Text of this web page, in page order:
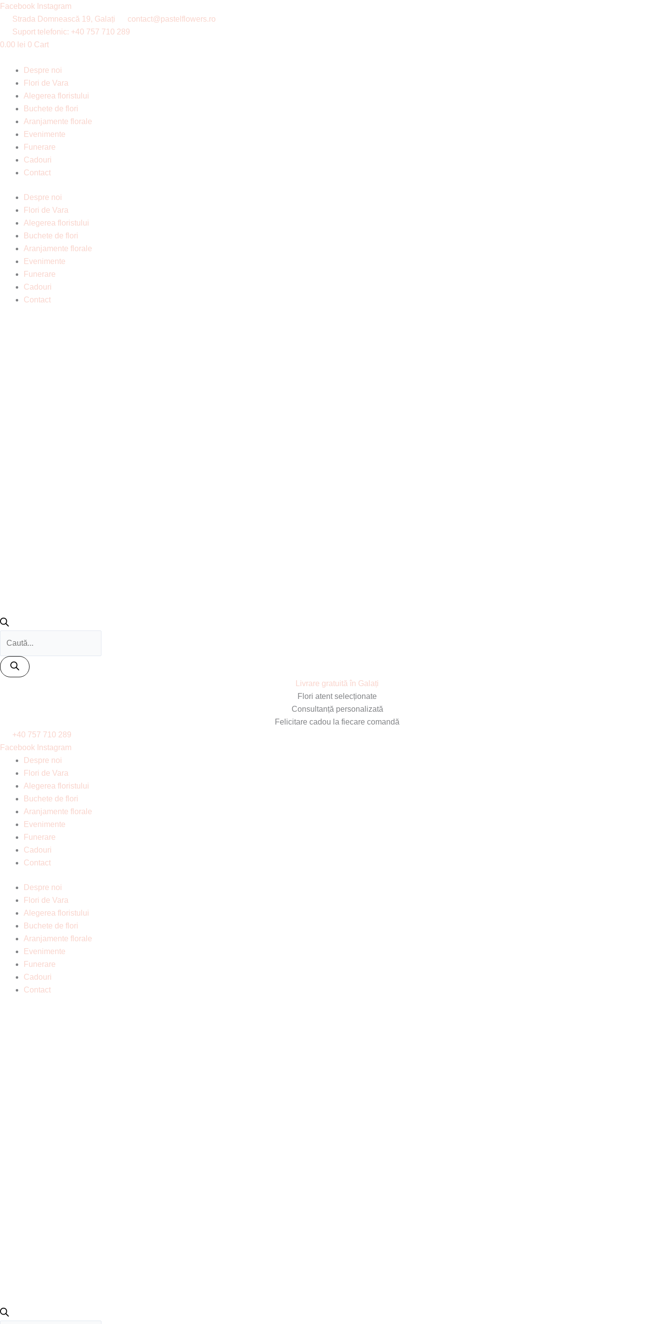
Skip
content
Facebook Instagram
Strada Domnească 19, Galați
contact@pastelflowers.ro
Suport telefonic: +40 757 710 289
0.00 lei 0 Cart
Despre noi
Flori de Vara
Alegerea floristului
Buchete de flori
Aranjamente florale
Evenimente
Funerare
Cadouri
Contact
Despre noi
Flori de Vara
Alegerea floristului
Buchete de flori
Aranjamente florale
Evenimente
Funerare
Cadouri
Contact
Products
search
Livrare gratuită în Galați
Flori atent selecționate
Consultanță personalizată
Felicitare cadou la fiecare comandă
+40 757 710 289
Facebook Instagram
Despre noi
Flori de Vara
Alegerea floristului
Buchete de flori
Aranjamente florale
Evenimente
Funerare
Cadouri
Contact
Despre noi
Flori de Vara
Alegerea floristului
Buchete de flori
Aranjamente florale
Evenimente
Funerare
Cadouri
Contact
Products
search